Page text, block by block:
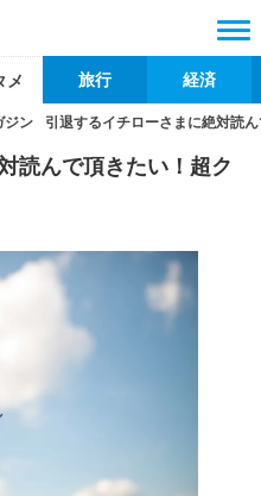
メ 旅行 経済
ジン 引退するイチローさまに絶対読
読んで頂きたい！超ク